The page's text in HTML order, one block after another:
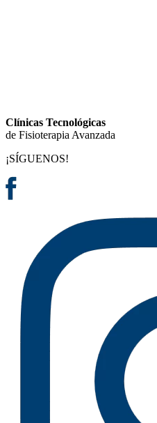
Clínicas Tecnológicas
de Fisioterapia Avanzada
¡SÍGUENOS!